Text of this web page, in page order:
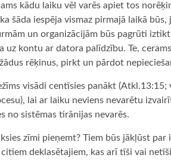
kādu laiku vēl varēs apiet tos
šāda iespēja vismaz pirmajā laikā
un organizācijām būs pagrūti
uz kontu ar datora palīdzību. Te,
rēķinus, pirkt un pārdot
visādi centīsies panākt
lai ar laiku neviens nevarētu
no sistēmas tirānijas nevarēs.
zīmi pieņemt? Tiem būs jākļūst
deklasētajiem, kas arī tīši vai